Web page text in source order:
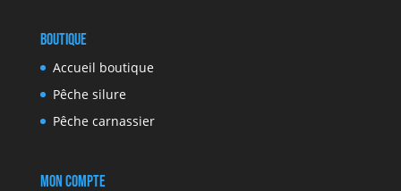
Boutique
Accueil boutique
Pêche silure
Pêche carnassier
Mon compte